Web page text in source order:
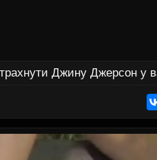
Джину Джерсон у